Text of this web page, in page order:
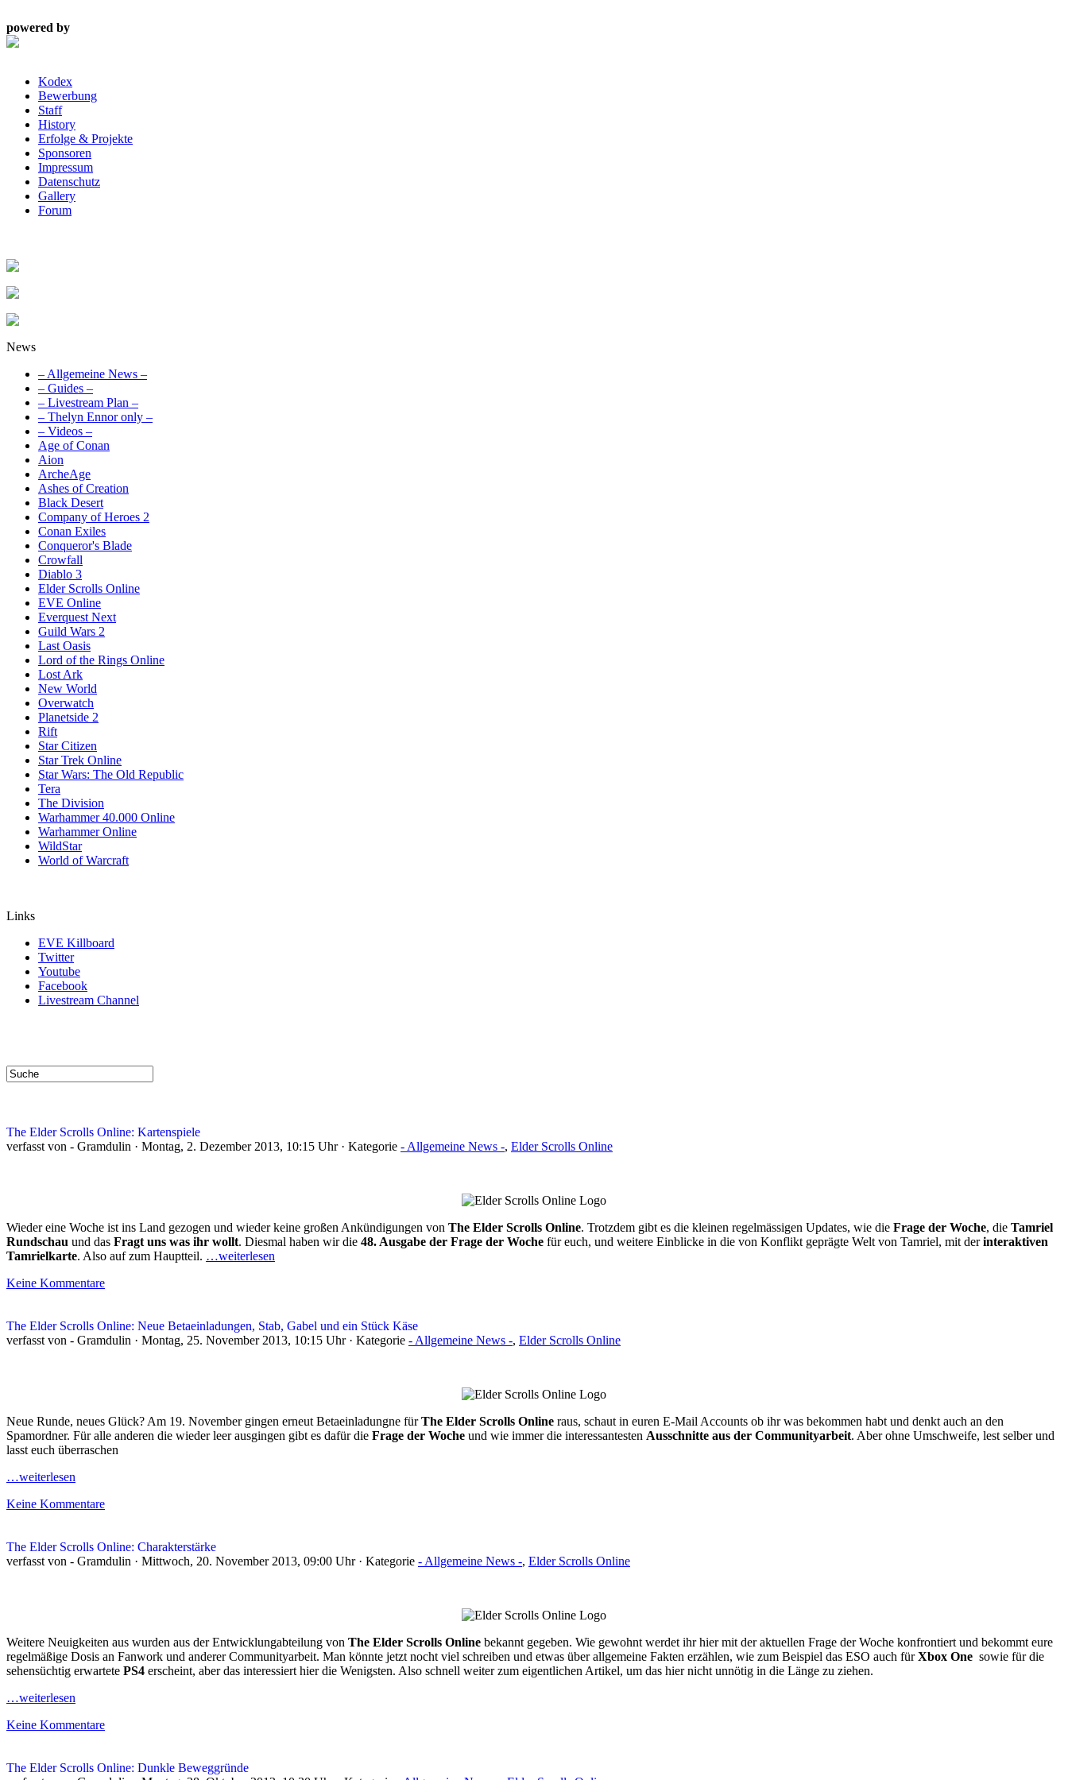
powered by
Kodex
Bewerbung
Staff
History
Erfolge & Projekte
Sponsoren
Impressum
Datenschutz
Gallery
Forum
News
– Allgemeine News –
– Guides –
– Livestream Plan –
– Thelyn Ennor only –
– Videos –
Age of Conan
Aion
ArcheAge
Ashes of Creation
Black Desert
Company of Heroes 2
Conan Exiles
Conqueror's Blade
Crowfall
Diablo 3
Elder Scrolls Online
EVE Online
Everquest Next
Guild Wars 2
Last Oasis
Lord of the Rings Online
Lost Ark
New World
Overwatch
Planetside 2
Rift
Star Citizen
Star Trek Online
Star Wars: The Old Republic
Tera
The Division
Warhammer 40.000 Online
Warhammer Online
WildStar
World of Warcraft
Links
EVE Killboard
Twitter
Youtube
Facebook
Livestream Channel
The Elder Scrolls Online: Kartenspiele
verfasst von - Gramdulin · Montag, 2. Dezember 2013, 10:15 Uhr · Kategorie - Allgemeine News -, Elder Scrolls Online
Wieder eine Woche ist ins Land gezogen und wieder keine großen Ankündigungen von The Elder Scrolls Online. Trotzdem gibt es die kleinen regelmässigen Updates, wie die Frage der Woche, die Tamriel
Rundschau und das Fragt uns was ihr wollt. Diesmal haben wir die 48. Ausgabe der Frage der Woche für euch, und weitere Einblicke in die von Konflikt geprägte Welt von Tamriel, mit derinteraktiven
Tamrielkarte. Also auf zum Hauptteil. …weiterlesen
Keine Kommentare
The Elder Scrolls Online: Neue Betaeinladungen, Stab, Gabel und ein Stück Käse
verfasst von - Gramdulin · Montag, 25. November 2013, 10:15 Uhr · Kategorie - Allgemeine News -, Elder Scrolls Online
Neue Runde, neues Glück? Am 19. November gingen erneut Betaeinladungne fürThe Elder Scrolls Online raus, schaut in euren E-Mail Accounts ob ihr was bekommen habt und denkt auch an den
Spamordner. Für alle anderen die wieder leer ausgingen gibt es dafür die Frage der Woche und wie immer die interessantesten Ausschnitte aus der Communityarbeit. Aber ohne Umschweife, lest selber und
lasst euch überraschen
…weiterlesen
Keine Kommentare
The Elder Scrolls Online: Charakterstärke
verfasst von - Gramdulin · Mittwoch, 20. November 2013, 09:00 Uhr · Kategorie - Allgemeine News -, Elder Scrolls Online
Weitere Neuigkeiten aus wurden aus der Entwicklungabteilung von The Elder Scrolls Online bekannt gegeben. Wie gewohnt werdet ihr hier mit der aktuellen Frage der Woche konfrontiert und bekommt eure
regelmäßige Dosis an Fanwork und anderer Communityarbeit. Man könnte jetzt nocht viel schreiben und etwas über allgemeine Fakten erzählen, wie zum Beispiel das ESO auch fürXbox One sowie für die
sehensüchtig erwartete PS4 erscheint, aber das interessiert hier die Wenigsten. Also schnell weiter zum eigentlichen Artikel, um das hier nicht unnötig in die Länge zu ziehen.
…weiterlesen
Keine Kommentare
The Elder Scrolls Online: Dunkle Beweggründe